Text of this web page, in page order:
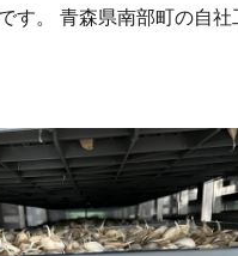
す。 青森県南部町の自社